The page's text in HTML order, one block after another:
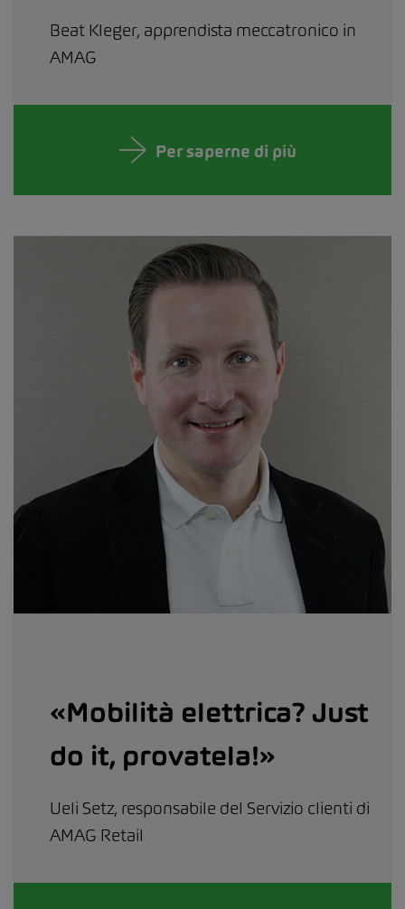
Beat Kleger, apprendista meccatronico in
AMAG
Per saperne di più
«Mobilità elettrica? Just
do it, provatela!»
Ueli Setz, responsabile del Servizio clienti di
AMAG Retail